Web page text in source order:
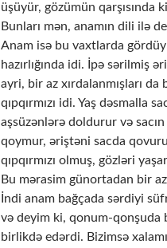
üşüyür, gözümün qarşısında
Bunları mən, anamın dili ilə
Anam isə bu vaxtlarda
hazırlığında idi. İpə sərilmiş
ayri, bir az xırdalanmışları da
qıpqırmızı idi. Yaş dəsmalla
aşsüzənlərə doldurur və
qoymur, əriştəni sacda
qıpqırmızı olmuş, gözləri
Bu mərasim günortadan bir
İndi anam bağçada sərdiyi
və deyim ki, qonum-qonşuda
birlikdə edərdi. Bizimsə